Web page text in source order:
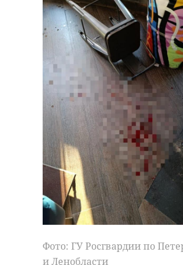
Фото: ГУ Росгвардии по
и Ленобласти
сообщил в ходе рабочей
Приозерский район 30 июля.